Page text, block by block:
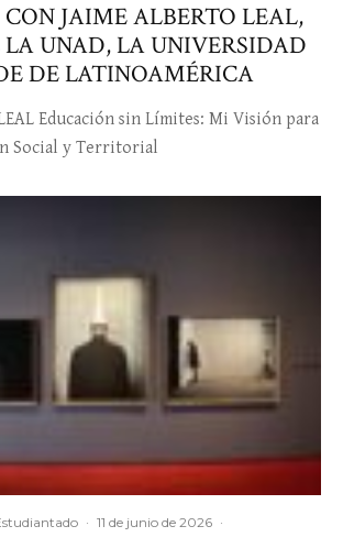
JAIME ALBERTO LEAL,
LA UNAD, LA UNIVERSIDAD
DE LATINOAMÉRICA
Educación sin Límites: Mi Visión para
Social y Territorial
· 11 de junio de 2026 ·